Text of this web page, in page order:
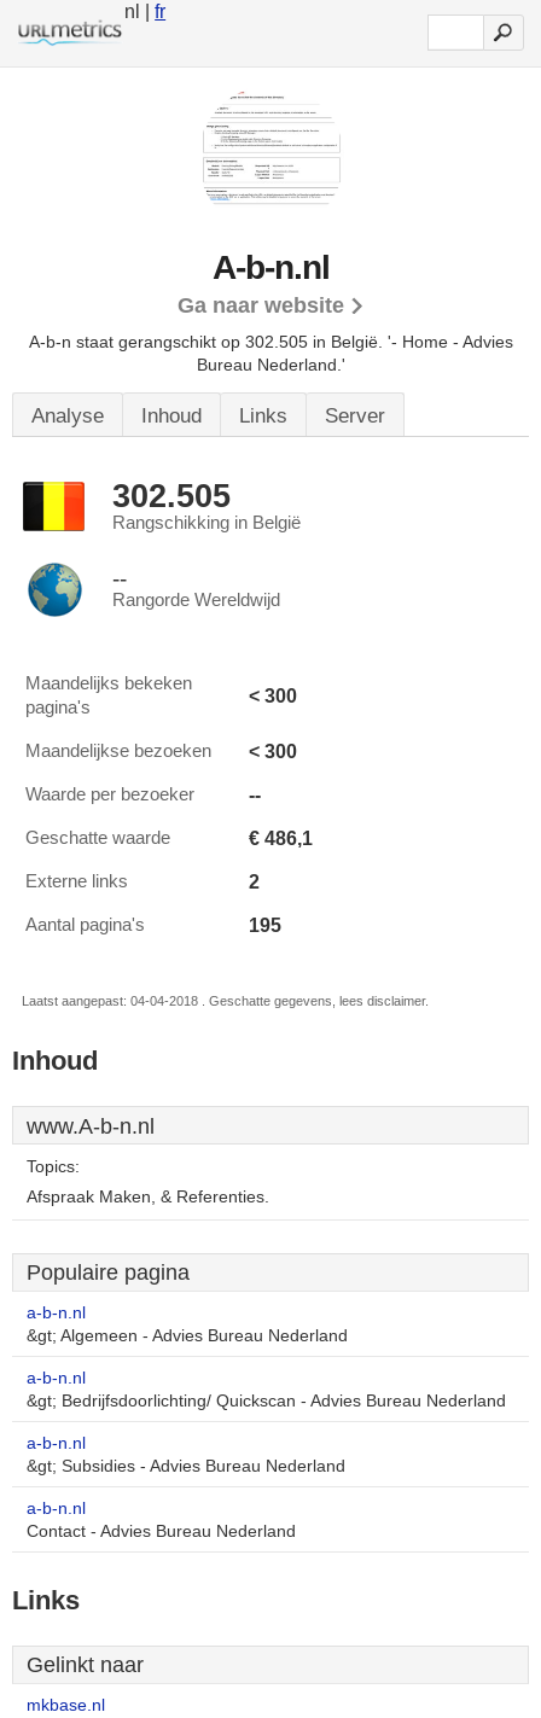
nl |fr
A-b-n.nl
Ga naar website
A-b-n staat gerangschikt op 302.505 in België. '- Home - Advies
Bureau Nederland.'
Analyse Inhoud Links Server
302.505
Rangschikking in België
--
Rangorde Wereldwijd
Maandelijks bekeken
pagina's
< 300
Maandelijkse bezoeken < 300
Waarde per bezoeker --
Geschatte waarde € 486,1
Externe links 2
Aantal pagina's 195
Laatst aangepast: 04-04-2018 . Geschatte gegevens, lees disclaimer.
Inhoud
www.A-b-n.nl
Topics:
Afspraak Maken, & Referenties.
Populaire pagina
a-b-n.nl
&gt; Algemeen - Advies Bureau Nederland
a-b-n.nl
&gt; Bedrijfsdoorlichting/ Quickscan - Advies Bureau Nederland
a-b-n.nl
&gt; Subsidies - Advies Bureau Nederland
a-b-n.nl
Contact - Advies Bureau Nederland
Links
Gelinkt naar
mkbase.nl